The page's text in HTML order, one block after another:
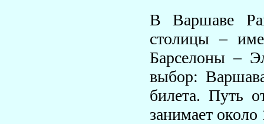
В Варшаве
столицы –
Барселоны –
выбор:
билета. Путь
занимает около